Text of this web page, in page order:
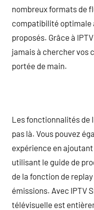
nombreux formats de
compatibilité optimale
proposés. Grâce à
jamais à chercher vos
portée de main.
Les fonctionnalités de
pas là. Vous pouvez
expérience en
utilisant le guide de
de la fonction de
émissions. Avec IPTV
télévisuelle est